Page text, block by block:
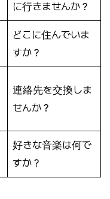
に行きませんか？
どこに住んでいま
すか？
連絡先を交換しま
せんか？
好きな音楽は何で
すか？